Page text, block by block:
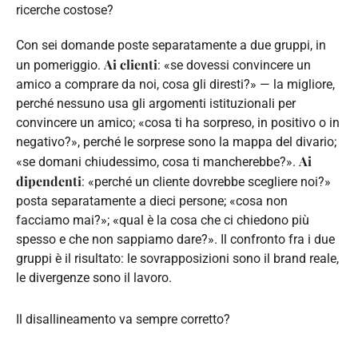
ricerche costose?
Con sei domande poste separatamente a due gruppi, in
un pomeriggio. Ai clienti: «se dovessi convincere un
amico a comprare da noi, cosa gli diresti?» — la migliore,
perché nessuno usa gli argomenti istituzionali per
convincere un amico; «cosa ti ha sorpreso, in positivo o in
negativo?», perché le sorprese sono la mappa del divario;
«se domani chiudessimo, cosa ti mancherebbe?». Ai
dipendenti: «perché un cliente dovrebbe scegliere noi?»
posta separatamente a dieci persone; «cosa non
facciamo mai?»; «qual è la cosa che ci chiedono più
spesso e che non sappiamo dare?». Il confronto fra i due
gruppi è il risultato: le sovrapposizioni sono il brand reale,
le divergenze sono il lavoro.
Il disallineamento va sempre corretto?